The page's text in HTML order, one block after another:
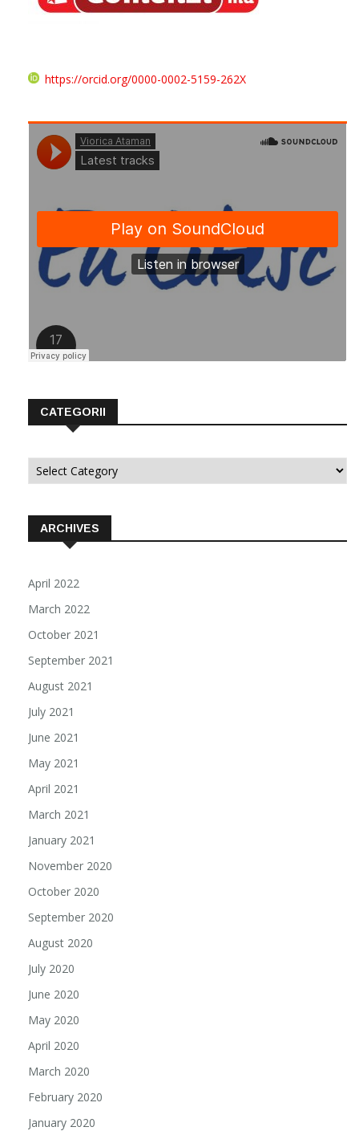
https://orcid.org/0000-0002-5159-262X
CATEGORII
Categorii
ARCHIVES
April 2022
March 2022
October 2021
September 2021
August 2021
July 2021
June 2021
May 2021
April 2021
March 2021
January 2021
November 2020
October 2020
September 2020
August 2020
July 2020
June 2020
May 2020
April 2020
March 2020
February 2020
January 2020